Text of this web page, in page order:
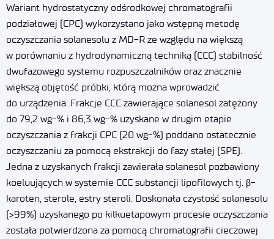
Wariant hydrostatyczny odśrodkowej chromatografii
podziałowej (CPC) wykorzystano jako wstępną metodę
oczyszczania solanesolu z MD-R ze względu na większą
w porównaniu z hydrodynamiczną techniką (CCC) stabilność
dwufazowego systemu rozpuszczalników oraz znacznie
większą objętość próbki, którą można wprowadzić
do urządzenia. Frakcje CCC zawierające solanesol zatężony
do 79,2 wg-% i 86,3 wg-% uzyskane w drugim etapie
oczyszczania z frakcji CPC (20 wg-%) poddano ostatecznie
oczyszczaniu za pomocą ekstrakcji do fazy stałej (SPE).
Jedna z uzyskanych frakcji zawierała solanesol pozbawiony
koeluujących w systemie CCC substancji lipofilowych tj. β-
karoten, sterole, estry steroli. Doskonała czystość solanesolu
(>99%) uzyskanego po kilkuetapowym procesie oczyszczania
została potwierdzona za pomocą chromatografii cieczowej